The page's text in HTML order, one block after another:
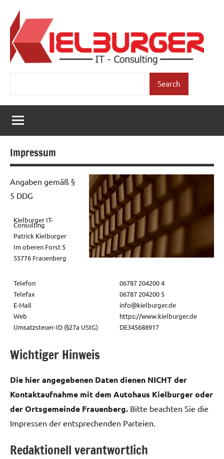
Inhalt
springen
Kielburger
IT-
Consulting
Search
Impressum
Angaben gemäß §
5 DDG
Kielburger IT-
Consulting
Patrick Kielburger
Im oberen Forst 5
55776 Frauenberg
Telefon
06787 204200 4
Telefax
06787 204200 5
E-Mail
info@kielburger.de
Web
https://www.kielburger.de
Umsatzsteuer-ID (§27a UStG)
DE345688917
Wichtiger Hinweis
Die hier angegebenen Daten dienen NICHT der
Kontaktaufnahme mit dem Autohaus Kielburger oder
der Ortsgemeinde Frauenberg. Bitte beachten Sie die
Impressen der entsprechenden Parteien.
Redaktionell verantwortlich